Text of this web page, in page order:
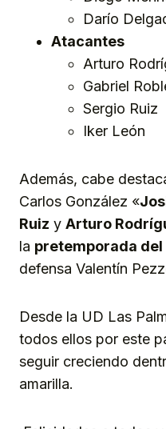
Darío
Atacantes
Arturo
Gabriel
Sergio Ruiz
Iker León
Además, cabe
Carlos González «
Ruiz y Arturo
la pretemporada del
defensa Valentín
Desde la UD Las
todos ellos por este
seguir creciendo
amarilla.